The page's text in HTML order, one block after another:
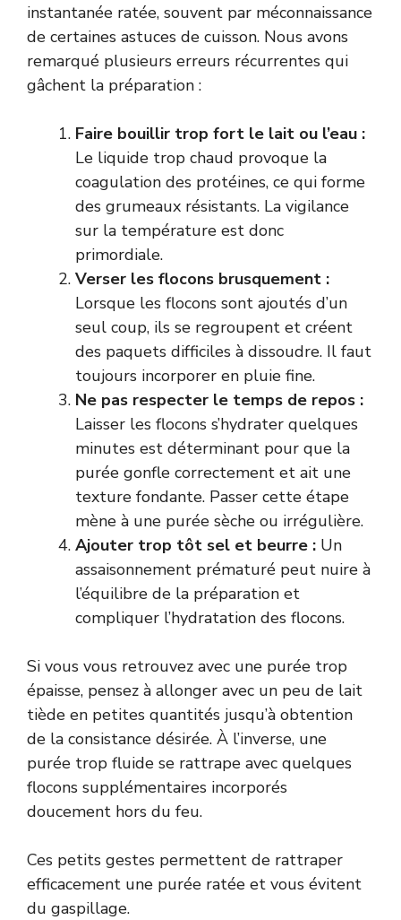
instantanée ratée, souvent par méconnaissance
de certaines astuces de cuisson. Nous avons
remarqué plusieurs erreurs récurrentes qui
gâchent la préparation :
Faire bouillir trop fort le lait ou l’eau :
Le liquide trop chaud provoque la
coagulation des protéines, ce qui forme
des grumeaux résistants. La vigilance
sur la température est donc
primordiale.
Verser les flocons brusquement :
Lorsque les flocons sont ajoutés d’un
seul coup, ils se regroupent et créent
des paquets difficiles à dissoudre. Il faut
toujours incorporer en pluie fine.
Ne pas respecter le temps de repos :
Laisser les flocons s’hydrater quelques
minutes est déterminant pour que la
purée gonfle correctement et ait une
texture fondante. Passer cette étape
mène à une purée sèche ou irrégulière.
Ajouter trop tôt sel et beurre : Un
assaisonnement prématuré peut nuire à
l’équilibre de la préparation et
compliquer l’hydratation des flocons.
Si vous vous retrouvez avec une purée trop
épaisse, pensez à allonger avec un peu de lait
tiède en petites quantités jusqu’à obtention
de la consistance désirée. À l’inverse, une
purée trop fluide se rattrape avec quelques
flocons supplémentaires incorporés
doucement hors du feu.
Ces petits gestes permettent de rattraper
efficacement une purée ratée et vous évitent
du gaspillage.